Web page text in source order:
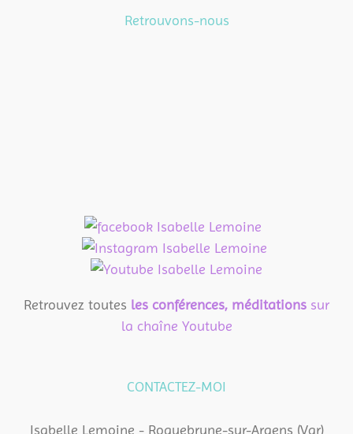
Retrouvons-nous
Retrouvez toutes les conférences, méditations sur
la chaîne Youtube
CONTACTEZ-MOI
Isabelle Lemoine - Roquebrune-sur-Argens (Var)